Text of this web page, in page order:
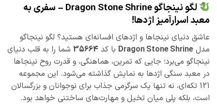
لگو نینجاگو Dragon Stone Shrine – سفری به
معبد اسرارآمیز اژدها!
عاشق دنیای نینجاها و اژدهای افسانه‌ای هستید؟ لگو نینجاگو
مدلDragon Stone Shrineبا کد35664شما را به قلب دنیای
نینجاگو می‌برد؛ جایی که تمرین، هماهنگی، و قدرت روح نینجاها
در معبد سنگی اژدها به نمایش گذاشته می‌شود. این مجموعه
121 تکه‌ای، نه تنها یک سرگرمی جذاب برای نوجوانان و بزرگسالان
است، بلکه پلی میان تخیل و مهارت‌های ساختنی خواهد بود.